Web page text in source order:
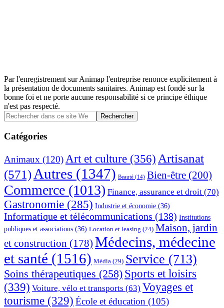
Par l'enregistrement sur Animap l'entreprise renonce explicitement à
la présentation de documents sanitaires. Animap est fondé sur la
bonne foi et ne porte aucune responsabilité si ce principe éthique
n'est pas respecté.
Barre
latérale
principale
Rechercher
dans
ce
site
Catégories
Animaux (120)Art et culture (356) Artisanat
(571) Autres (1347) Beauté (14) Bien-être (200)
Commerce (1013) Finance, assurance et droit (70)
Gastronomie (285) Industrie et économie (36)
Informatique et télécommunications (138) Institutions
publiques et associations (36) Location et leasing (24) Maison, jardin
et construction (178) Médecins, médecine
et santé (1516) Média (29) Service (713)
Soins thérapeutiques (258) Sports et loisirs
(339) Voiture, vélo et transports (63) Voyages et
tourisme (329) École et éducation (105)